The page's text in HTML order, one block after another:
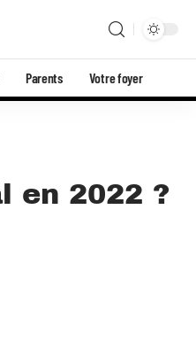
Parents Votre foyer
en 2022 ?